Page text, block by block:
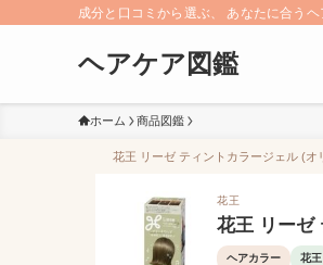
成分と口コミから選ぶ、 あなたに合うヘ
ヘアケア図鑑
ホーム 商品図鑑
花王 リーゼ ティントカラージェル (オ
花王
花王 リーゼ
ヘアカラー 花王